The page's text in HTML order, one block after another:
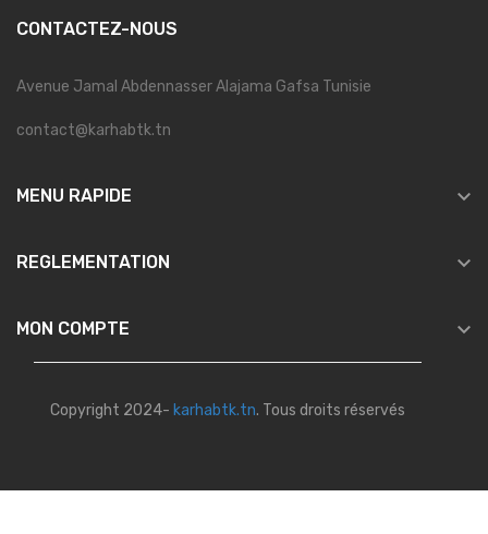
CONTACTEZ-NOUS
Avenue Jamal Abdennasser Alajama Gafsa Tunisie
contact@karhabtk.tn
MENU RAPIDE 
REGLEMENTATION 
MON COMPTE 
Copyright 2024- karhabtk.tn. Tous droits réservés